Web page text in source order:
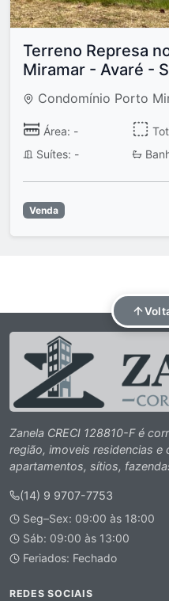
Terreno Represa
Miramar - Avaré -
Condomínio Porto
Área: -
Suítes: -
Venda
Zanela CRECI 128810-F é
região, imoveis residencias e
apartamentos, sítios,
(14) 9 9707-7753
Seg–Sex: 09:00 às 18:00
Sáb: 09:00 às 13:00
Feriados: Fechado
REDES SOCIAIS